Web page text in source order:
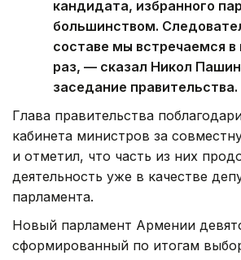
кандидата, избранного
большинством.
составе мы встречаемся в
раз, — сказал Никол
заседание правительства.
Глава правительства
кабинета министров за
и отметил, что часть из них
деятельность уже в качестве
парламента.
Новый парламент Армении
сформированный по итогам